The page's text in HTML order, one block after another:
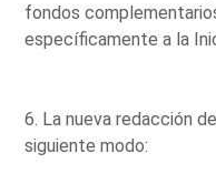
fondos
específicamente a la
6. La nueva redacción
siguiente modo: